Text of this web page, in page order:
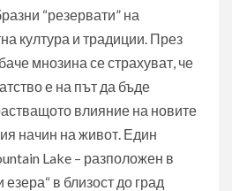
“резервати” на
култура и традиции. През
мнозина се страхуват, че
е на път да бъде
влияние на новите
начин на живот. Един
Lake – разположен в
в близост до град